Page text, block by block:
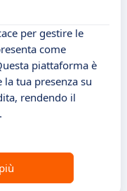
per gestire le
come
piattaforma è
tua presenza su
rendendo il